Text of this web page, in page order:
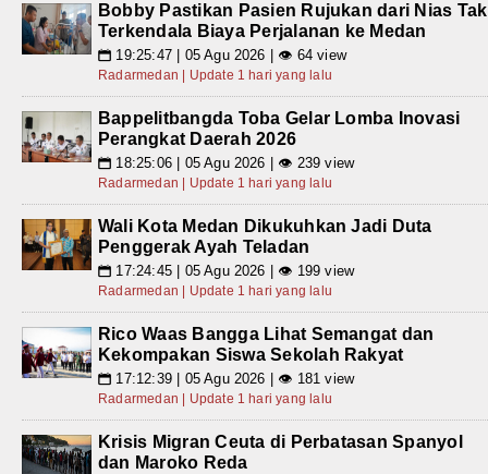
Bobby Pastikan Pasien Rujukan dari Nias Tak
Terkendala Biaya Perjalanan ke Medan
📅 19:25:47 | 05 Agu 2026 | 👁 64 view
Radarmedan | Update 1 hari yang lalu
Bappelitbangda Toba Gelar Lomba Inovasi
Perangkat Daerah 2026
📅 18:25:06 | 05 Agu 2026 | 👁 239 view
Radarmedan | Update 1 hari yang lalu
Wali Kota Medan Dikukuhkan Jadi Duta
Penggerak Ayah Teladan
📅 17:24:45 | 05 Agu 2026 | 👁 199 view
Radarmedan | Update 1 hari yang lalu
Rico Waas Bangga Lihat Semangat dan
Kekompakan Siswa Sekolah Rakyat
📅 17:12:39 | 05 Agu 2026 | 👁 181 view
Radarmedan | Update 1 hari yang lalu
Krisis Migran Ceuta di Perbatasan Spanyol
dan Maroko Reda